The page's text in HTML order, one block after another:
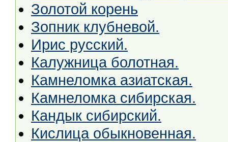
Золотой корень
Зопник клубневой.
Ирис русский.
Калужница болотная.
Камнеломка азиатская.
Камнеломка сибирская.
Кандык сибирский.
Кислица обыкновенная.